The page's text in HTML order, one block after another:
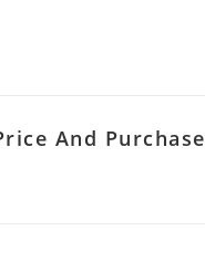
And Purchase